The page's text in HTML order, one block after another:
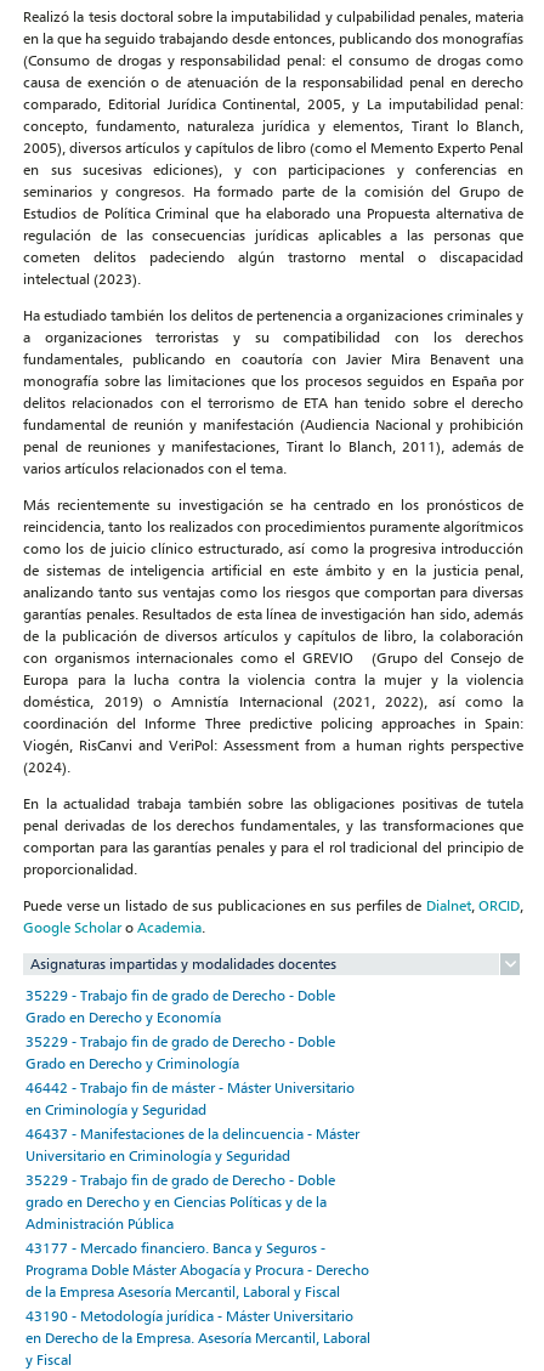
Realizó la tesis doctoral sobre la imputabilidad y culpabilidad penales, materia
en la que ha seguido trabajando desde entonces, publicando dos monografías
(Consumo de drogas y responsabilidad penal: el consumo de drogas como
causa de exención o de atenuación de la responsabilidad penal en derecho
comparado, Editorial Jurídica Continental, 2005, y La imputabilidad penal:
concepto, fundamento, naturaleza jurídica y elementos, Tirant lo Blanch,
2005), diversos artículos y capítulos de libro (como el Memento Experto Penal
en sus sucesivas ediciones), y con participaciones y conferencias en
seminarios y congresos. Ha formado parte de la comisión del Grupo de
Estudios de Política Criminal que ha elaborado una Propuesta alternativa de
regulación de las consecuencias jurídicas aplicables a las personas que
cometen delitos padeciendo algún trastorno mental o discapacidad
intelectual (2023).
Ha estudiado también los delitos de pertenencia a organizaciones criminales y
a organizaciones terroristas y su compatibilidad con los derechos
fundamentales, publicando en coautoría con Javier Mira Benavent una
monografía sobre las limitaciones que los procesos seguidos en España por
delitos relacionados con el terrorismo de ETA han tenido sobre el derecho
fundamental de reunión y manifestación (Audiencia Nacional y prohibición
penal de reuniones y manifestaciones, Tirant lo Blanch, 2011), además de
varios artículos relacionados con el tema.
Más recientemente su investigación se ha centrado en los pronósticos de
reincidencia, tanto los realizados con procedimientos puramente algorítmicos
como los de juicio clínico estructurado, así como la progresiva introducción
de sistemas de inteligencia artificial en este ámbito y en la justicia penal,
analizando tanto sus ventajas como los riesgos que comportan para diversas
garantías penales. Resultados de esta línea de investigación han sido, además
de la publicación de diversos artículos y capítulos de libro, la colaboración
con organismos internacionales como el GREVIO (Grupo del Consejo de
Europa para la lucha contra la violencia contra la mujer y la violencia
doméstica, 2019) o Amnistía Internacional (2021, 2022), así como la
coordinación del Informe Three predictive policing approaches in Spain:
Viogén, RisCanvi and VeriPol: Assessment from a human rights perspective
(2024).
En la actualidad trabaja también sobre las obligaciones positivas de tutela
penal derivadas de los derechos fundamentales, y las transformaciones que
comportan para las garantías penales y para el rol tradicional del principio de
proporcionalidad.
Puede verse un listado de sus publicaciones en sus perfiles de Dialnet,ORCID,
Google ScholaroAcademia.
Asignaturas impartidas y modalidades docentes
35229 - Trabajo fin de grado de Derecho - Doble
Grado en Derecho y Economía
35229 - Trabajo fin de grado de Derecho - Doble
Grado en Derecho y Criminología
46442 - Trabajo fin de máster - Máster Universitario
en Criminología y Seguridad
46437 - Manifestaciones de la delincuencia - Máster
Universitario en Criminología y Seguridad
35229 - Trabajo fin de grado de Derecho - Doble
grado en Derecho y en Ciencias Políticas y de la
Administración Pública
43177 - Mercado financiero. Banca y Seguros -
Programa Doble Máster Abogacía y Procura - Derecho
de la Empresa Asesoría Mercantil, Laboral y Fiscal
43190 - Metodología jurídica - Máster Universitario
en Derecho de la Empresa. Asesoría Mercantil, Laboral
y Fiscal